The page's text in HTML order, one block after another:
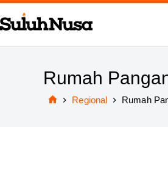
Skip
to
content
Rumah
Regional Rumah